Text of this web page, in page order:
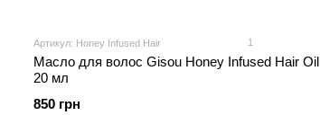
Артикул: Honey Infused Hair 1
Масло для волос Gisou Honey Infused Hair Oil
20 мл
850 грн